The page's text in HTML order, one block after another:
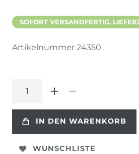
SOFORT VERSANDFERTIG,
Artikelnummer 24350
IN DEN WARENKORB
WUNSCHLISTE